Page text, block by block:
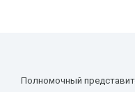
Полномочный